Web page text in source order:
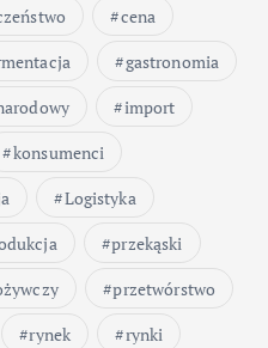
cena
gastronomia
import
konsumenci
Logistyka
przekąski
przetwórstwo
rynek
rynki